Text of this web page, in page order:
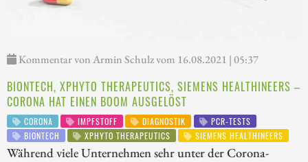
Kommentar von Armin Schulz vom 16.08.2021 | 05:37
BIONTECH, XPHYTO THERAPEUTICS, SIEMENS HEALTHINEERS –
CORONA HAT EINEN BOOM AUSGELÖST
CORONA IMPFSTOFF DIAGNOSTIK
PCR-TESTS
BIONTECH
XPHYTO THERAPEUTICS SIEMENS HEALTHINEERS
Während viele Unternehmen sehr unter der Corona-